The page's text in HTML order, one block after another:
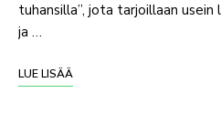
tuhansilla”, jota tarjoillaan usein
ja …
LUE LISÄÄ